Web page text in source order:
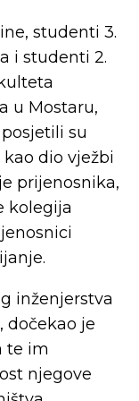
studenti 3.
i studenti 2.
u Mostaru,
su
dio vježbi
prijenosnika,
kolegija
inženjerstva
dočekao je
te im
njegove